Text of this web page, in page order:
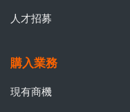
人才招募
購入業務
現有商機